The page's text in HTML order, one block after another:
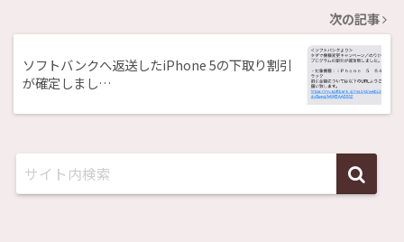
次の記事
ソフトバンクへ返送したiPhone 5の下取り割引
が確定しまし…